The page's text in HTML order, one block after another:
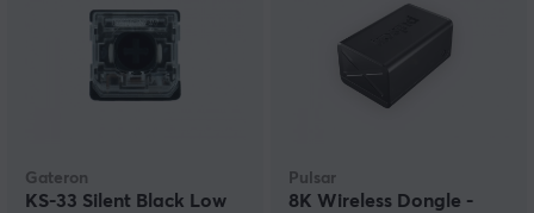
Gateron
KS-33 Silent Black Low
Pulsar
8K Wireless Dongle -